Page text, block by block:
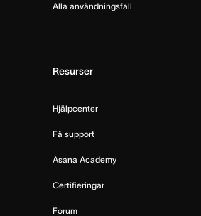
Alla användningsfall
Resurser
Hjälpcenter
Få support
Asana Academy
Certifieringar
Forum